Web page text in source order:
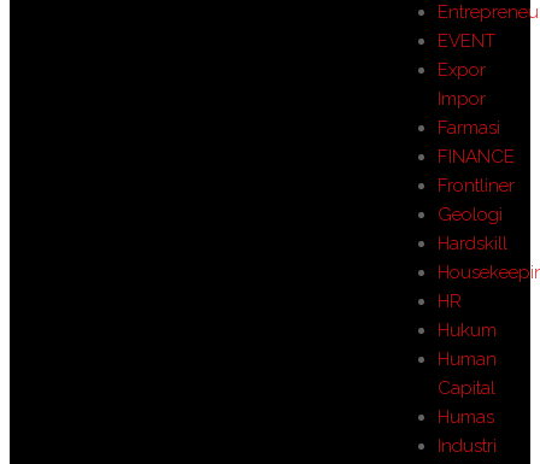
EVENT
Expor
Impor
Farmasi
FINANCE
Frontliner
Geologi
Hardskill
HR
Hukum
Human
Capital
Humas
Industri